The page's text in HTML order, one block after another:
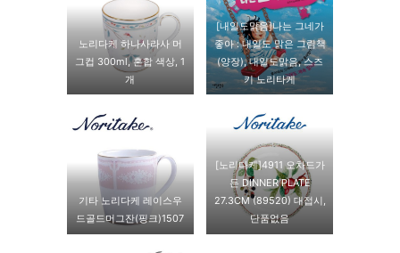
노리다케 하나사라사 머
그컵 300ml, 혼합 색상, 1
개
[내일도맑음]나는 그네가
좋아 : 내일도 맑은 그림책
(양장), 내일도맑음, 스즈
키 노리타케
기타 노리다케 레이스우
드골드머그잔(핑크)1507
[노리다케]4911 오차드가
든 DINNER PLATE
27.3CM (89520) 대접시,
단품없음